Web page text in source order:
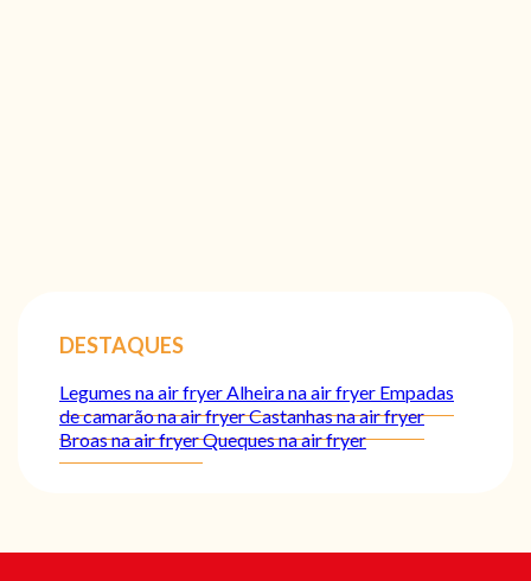
DESTAQUES
Legumes na air fryer Alheira na air fryer Empadas
de camarão na air fryerCastanhas na air fryer
Broas na air fryerQueques na air fryer